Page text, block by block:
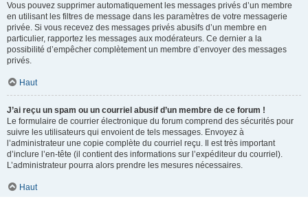
Vous pouvez supprimer automatiquement les messages privés d’un membre
en utilisant les filtres de message dans les paramètres de votre messagerie
privée. Si vous recevez des messages privés abusifs d’un membre en
particulier, rapportez les messages aux modérateurs. Ce dernier a la
possibilité d’empêcher complètement un membre d’envoyer des messages
privés.
Haut
J’ai reçu un spam ou un courriel abusif d’un membre de ce forum !
Le formulaire de courrier électronique du forum comprend des sécurités pour
suivre les utilisateurs qui envoient de tels messages. Envoyez à
l’administrateur une copie complète du courriel reçu. Il est très important
d’inclure l’en-tête (il contient des informations sur l’expéditeur du courriel).
L’administrateur pourra alors prendre les mesures nécessaires.
Haut